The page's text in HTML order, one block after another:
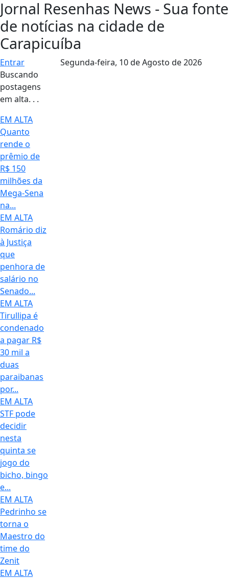
Jornal Resenhas News - Sua fonte
de notícias na cidade de
Carapicuíba
Entrar
Buscando
postagens
em alta. . .
EM ALTA
Quanto
rende o
prêmio de
R$ 150
milhões da
Mega-Sena
na...
EM ALTA
Romário diz
à Justiça
que
penhora de
salário no
Senado...
EM ALTA
Tirullipa é
condenado
a pagar R$
30 mil a
duas
paraibanas
por...
EM ALTA
STF pode
decidir
nesta
quinta se
jogo do
bicho, bingo
e...
EM ALTA
Pedrinho se
torna o
Maestro do
time do
Zenit
EM ALTA
Segunda-feira, 10 de Agosto de 2026